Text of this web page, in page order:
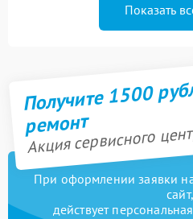
Показать
Получите 1500
ремонт
Акция сервисного
При оформлении заявки
сайт,
действует